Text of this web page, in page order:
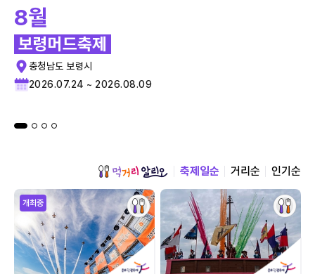
8월
보령머드축제
충청남도 보령시
2026.07.24 ~ 2026.08.09
축제일순 거리순 인기순
개최중